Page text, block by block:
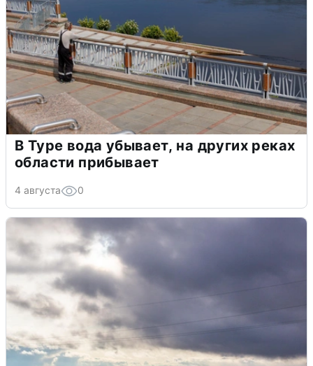
В Туре вода убывает, на других реках
области прибывает
4 августа 0